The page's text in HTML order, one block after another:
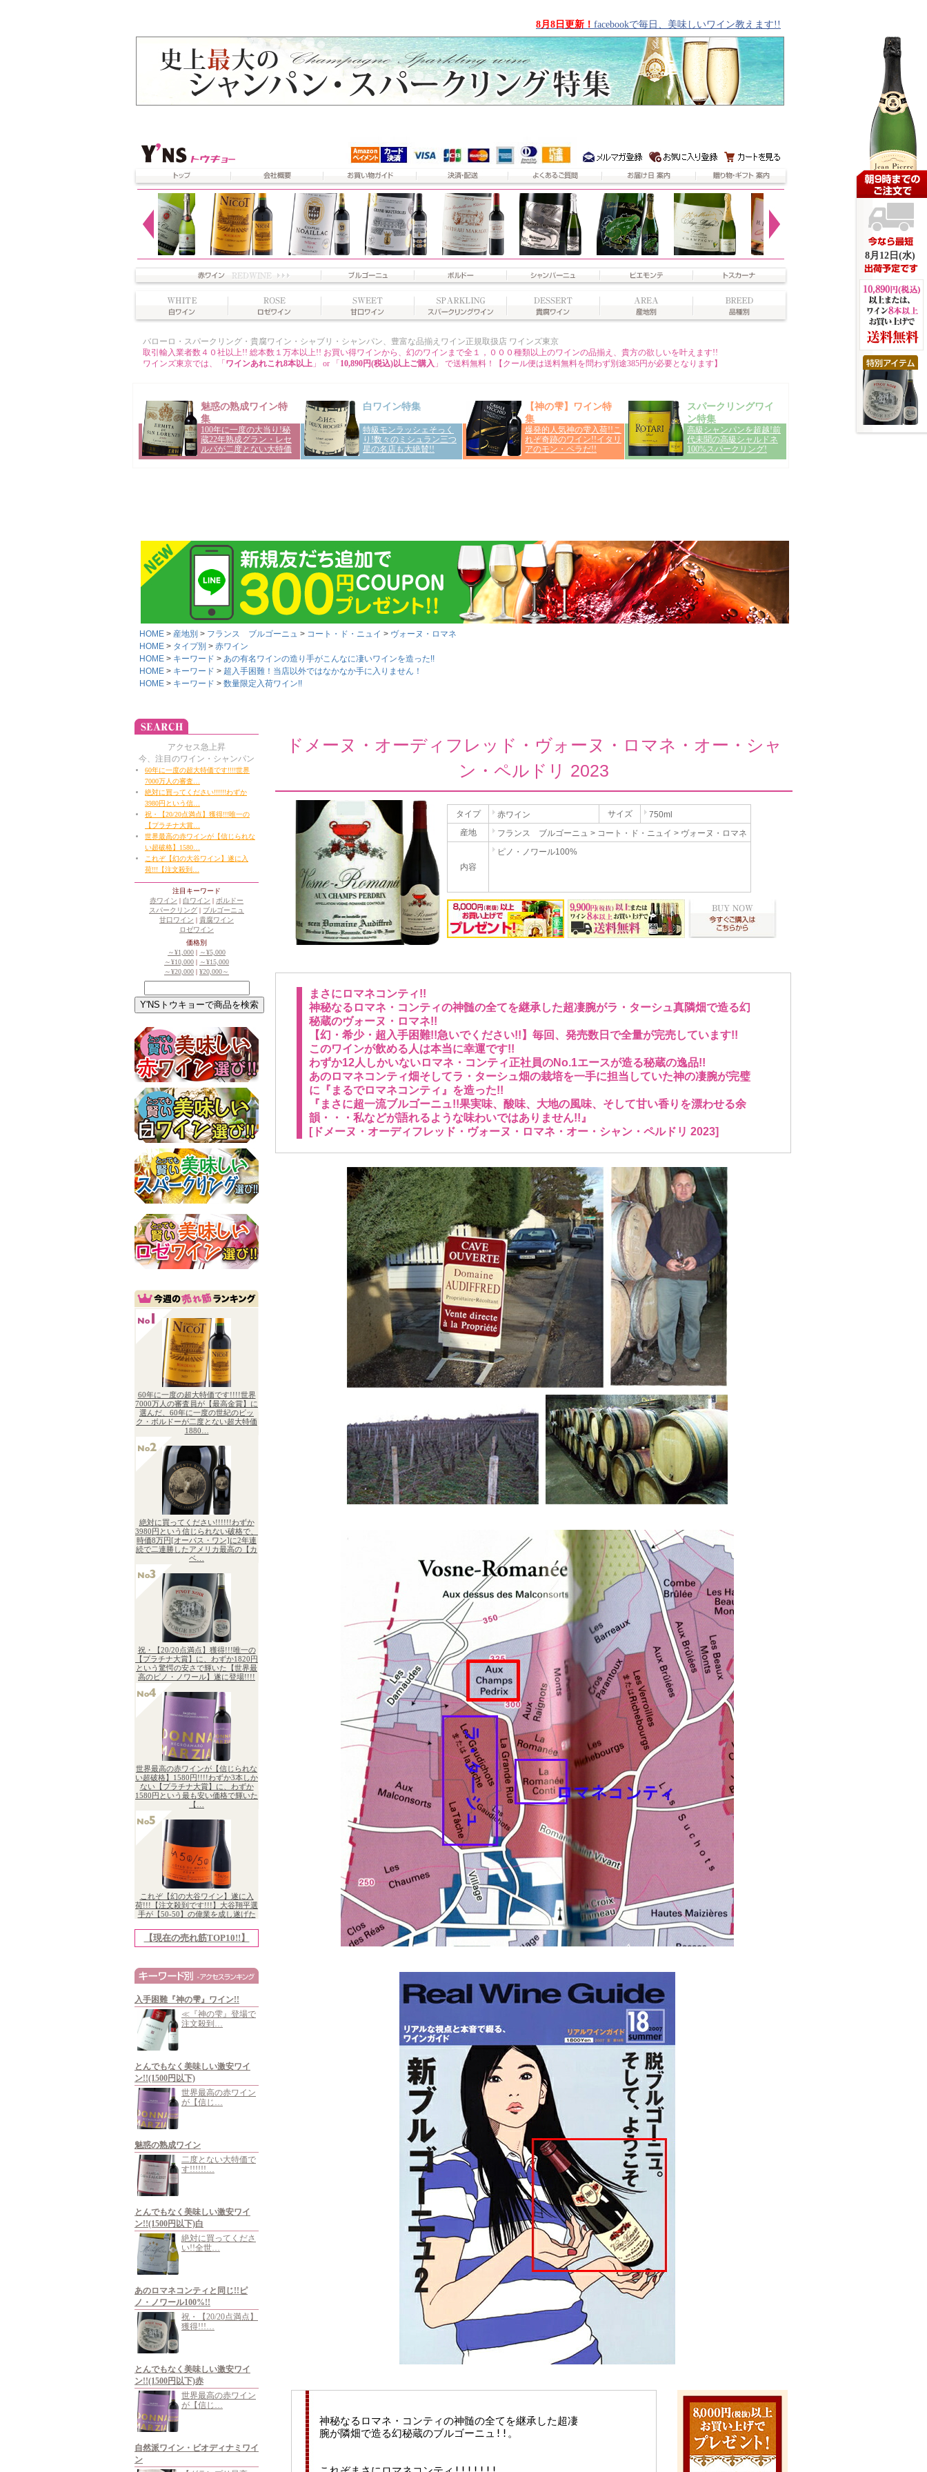
HOME 産地別 フランス ブルゴーニュ コート・ド・ニュイ
ヴォーヌ・ロマネ
HOME
タイプ別
赤ワイン
HOME
キーワード
あの有名ワインの造り手がこんなに凄いワインを造った!!
HOME
キーワード
超入手困難！当店以外ではなかなか手に入りません！
HOME
キーワード 数量限定入荷ワイン!!
ドメーヌ・オーディフレッド・ヴォーヌ・ロマネ・オー・シャ
ン・ペルドリ 2023
タイプ 赤ワイン サイズ
750ml
産地
フランス ブルゴーニュ > コート・ド・ニュイ > ヴォーヌ・ロマネ
内容
ピノ・ノワール100%
まさにロマネコンティ!!
神秘なるロマネ・コンティの神髄の全てを継承した超凄腕がラ・ターシュ真隣畑で造る幻
秘蔵のヴォーヌ・ロマネ!!
【幻・希少・超入手困難!!急いでください!!】毎回、発売数日で全量が完売しています!!
このワインが飲める人は本当に幸運です!!
わずか12人しかいないロマネ・コンティ正社員のNo.1エースが造る秘蔵の逸品!!
あのロマネコンティ畑そしてラ・ターシュ畑の栽培を一手に担当していた神の凄腕が完璧
に『まるでロマネコンティ』を造った!!
『まさに超一流ブルゴーニュ!!果実味、酸味、大地の風味、そして甘い香りを漂わせる余
韻・・・私などが語れるような味わいではありません!!』
[ドメーヌ・オーディフレッド・ヴォーヌ・ロマネ・オー・シャン・ペルドリ 2023]
神秘なるロマネ・コンティの神髄の全てを継承した超凄
腕が隣畑で造る幻秘蔵のブルゴーニュ!!。